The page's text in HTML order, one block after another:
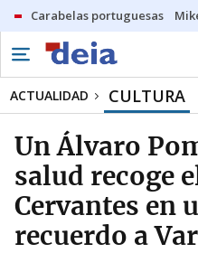
Carabelas portuguesas
ACTUALIDAD CULTURA
Un Álvaro
salud recoge
Cervantes en
recuerdo a